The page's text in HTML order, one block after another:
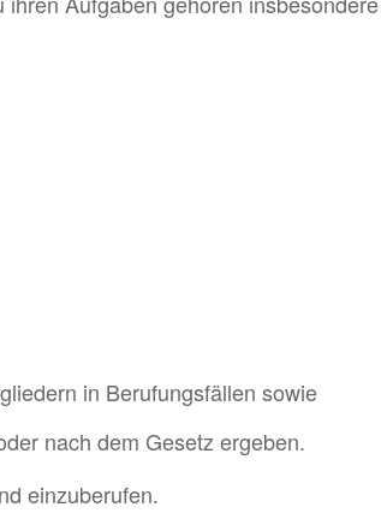
in Berufungsfällen sowie
nach dem Gesetz ergeben.
einzu­be­rufen.